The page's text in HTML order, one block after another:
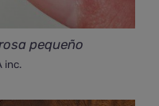
pequeño
inc.